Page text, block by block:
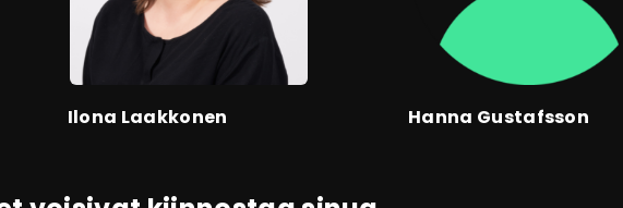
Ilona Laakkonen Hanna Gustafsson